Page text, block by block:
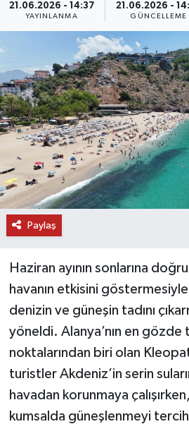
21.06.2026 - 14:37
YAYINLANMA
21.06.2026 -
GÜNCELLEME
Paylaş
Haziran ayının sonlarına
havanın etkisini
denizin ve güneşin tadını
yöneldi. Alanya’nın en gözde
noktalarından biri olan
turistler Akdeniz’in serin
havadan korunmaya
kumsalda güneşlenmeyi
EĞİTİM
TURİZM
RÖPORTAJ
VİDEO HABERLER
YAZARLAR